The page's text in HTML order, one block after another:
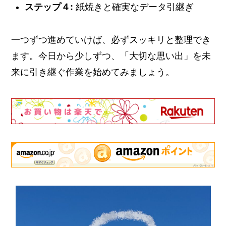
ステップ４: 紙焼きと確実なデータ引継ぎ
一つずつ進めていけば、必ずスッキリと整理でき
ます。今日から少しずつ、「大切な思い出」を未
来に引き継ぐ作業を始めてみましょう。